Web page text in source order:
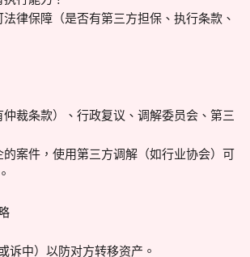
律保障（是否有第三方担保、执行条款、
裁条款）、行政复议、调解委员会、第三
案件，使用第三方调解（如行业协会）可
诉中）以防对方转移资产。